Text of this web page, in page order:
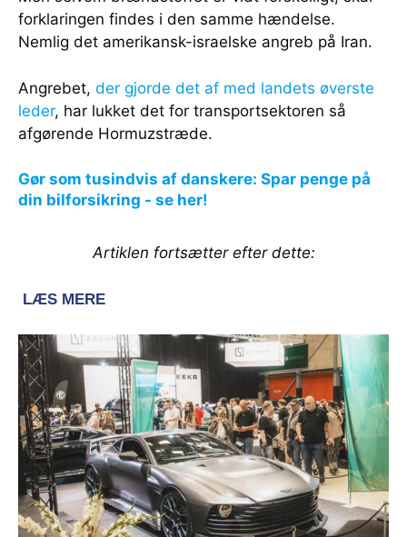
forklaringen findes i den samme hændelse.
Nemlig det amerikansk-israelske angreb på Iran.
Angrebet, der gjorde det af med landets øverste
leder, har lukket det for transportsektoren så
afgørende Hormuzstræde.
Gør som tusindvis af danskere: Spar penge på
din bilforsikring - se her!
Artiklen fortsætter efter dette: